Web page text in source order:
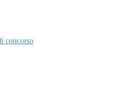
concorso